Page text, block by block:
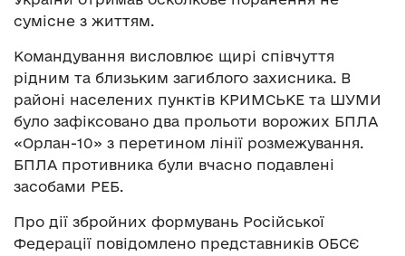
сумісне з життям.
Командування висловлює щирі співчуття
рідним та близьким загиблого захисника. В
районі населених пунктів КРИМСЬКЕ та ШУМИ
було зафіксовано два прольоти ворожих БПЛА
«Орлан-10» з перетином лінії розмежування.
БПЛА противника були вчасно подавлені
засобами РЕБ.
Про дії збройних формувань Російської
Федерації повідомлено представників ОБСЄ